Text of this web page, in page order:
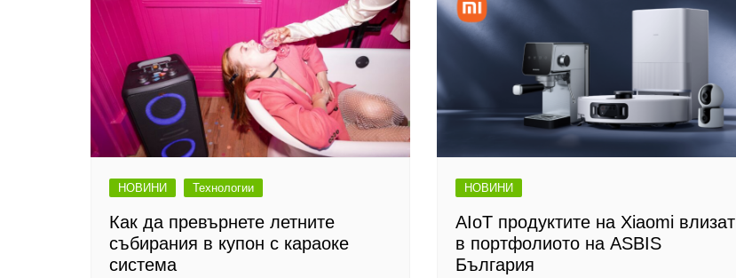
НОВИНИ Технологии
Как да превърнете летните
събирания в купон с караоке
система
НОВИНИ
AIoT продуктите на Xiaomi влизат
в портфолиото на ASBIS
България